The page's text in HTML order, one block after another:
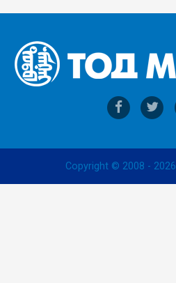
Copyright © 2008 - 2026